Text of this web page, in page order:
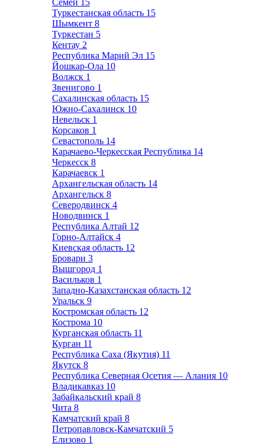
Семей 15
Туркестанская область 15
Шымкент 8
Туркестан 5
Кентау 2
Республика Марий Эл 15
Йошкар-Ола 10
Волжск 1
Звенигово 1
Сахалинская область 15
Южно-Сахалинск 10
Невельск 1
Корсаков 1
Севастополь 14
Карачаево-Черкесская Республика 14
Черкесск 8
Карачаевск 1
Архангельская область 14
Архангельск 8
Северодвинск 4
Новодвинск 1
Республика Алтай 12
Горно-Алтайск 4
Киевская область 12
Бровари 3
Вышгород 1
Васильков 1
Западно-Казахстанская область 12
Уральск 9
Костромская область 12
Кострома 10
Курганская область 11
Курган 11
Республика Саха (Якутия) 11
Якутск 8
Республика Северная Осетия — Алания 10
Владикавказ 10
Забайкальский край 8
Чита 8
Камчатский край 8
Петропавловск-Камчатский 5
Елизово 1